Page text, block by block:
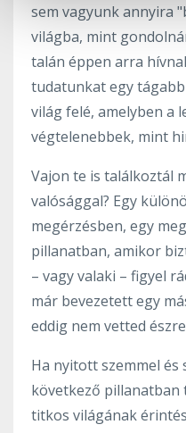
sem vagyunk annyira
világba, mint
talán éppen arra
tudatunkat egy
világ felé, amelyben a
végtelenebbek, mint
Vajon te is találkoztál
valósággal? Egy
megérzésben, egy
pillanatban, amikor
– vagy valaki – figyel
már bevezetett egy
eddig nem vetted
Ha nyitott szemmel és
következő pillanatban
titkos világának